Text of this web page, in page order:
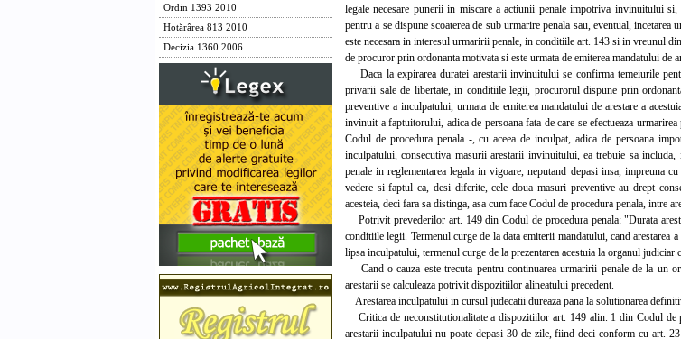
Ordin 1393 2010
Hotărârea 813 2010
Decizia 1360 2006
legale necesare punerii in miscare a actiunii penale impotriva invinuitului
pentru a se dispune scoaterea de sub urmarire penala sau, eventual,
este necesara in interesul urmaririi penale, in conditiile art. 143 si in vreunul
de procuror prin ordonanta motivata si este urmata de emiterea mandatului de
Daca la expirarea duratei arestarii invinuitului se confirma temeiurile
privarii sale de libertate, in conditiile legii, procurorul dispune prin
preventive a inculpatului, urmata de emiterea mandatului de arestare a
invinuit a faptuitorului, adica de persoana fata de care se efectueaza
Codul de procedura penala -, cu aceea de inculpat, adica de persoana
inculpatului, consecutiva masurii arestarii invinuitului, ea trebuie sa
penale in reglementarea legala in vigoare, neputand depasi insa, impreuna
vedere si faptul ca, desi diferite, cele doua masuri preventive au drept
acesteia, deci fara sa distinga, asa cum face Codul de procedura penala, intre
Potrivit prevederilor art. 149 din Codul de procedura penala: "Durata
conditiile legii. Termenul curge de la data emiterii mandatului, cand arestarea
lipsa inculpatului, termenul curge de la prezentarea acestuia la organul judiciar
Cand o cauza este trecuta pentru continuarea urmaririi penale de la un
arestarii se calculeaza potrivit dispozitiilor alineatului precedent.
Arestarea inculpatului in cursul judecatii dureaza pana la solutionarea
Critica de neconstitutionalitate a dispozitiilor art. 149 alin. 1 din Codul de
arestarii inculpatului nu poate depasi 30 de zile, fiind deci conform cu art.